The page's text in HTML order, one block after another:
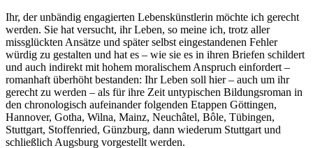
Ihr, der unbändig engagierten Lebenskünstlerin möchte ich gerecht
werden. Sie hat versucht, ihr Leben, so meine ich, trotz aller
missglückten Ansätze und später selbst eingestandenen Fehler
würdig zu gestalten und hat es – wie sie es in ihren Briefen schildert
und auch indirekt mit hohem moralischem Anspruch einfordert –
romanhaft überhöht bestanden: Ihr Leben soll hier – auch um ihr
gerecht zu werden – als für ihre Zeit untypischen Bildungsroman in
den chronologisch aufeinander folgenden Etappen Göttingen,
Hannover, Gotha, Wilna, Mainz, Neuchâtel, Bôle, Tübingen,
Stuttgart, Stoffenried, Günzburg, dann wiederum Stuttgart und